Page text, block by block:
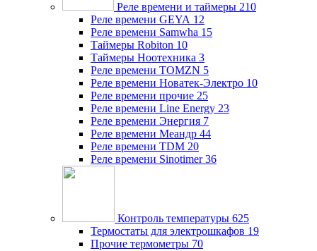
Реле времени и таймеры 210
Реле времени GEYA 12
Реле времени Samwha 15
Таймеры Robiton 10
Таймеры Ноотехника 3
Реле времени TOMZN 5
Реле времени Новатек-Электро 10
Реле времени прочие 25
Реле времени Line Energy 23
Реле времени Энергия 7
Реле времени Меандр 44
Реле времени TDM 20
Реле времени Sinotimer 36
Контроль температуры 625
Термостаты для электрошкафов 19
Прочие термометры 70